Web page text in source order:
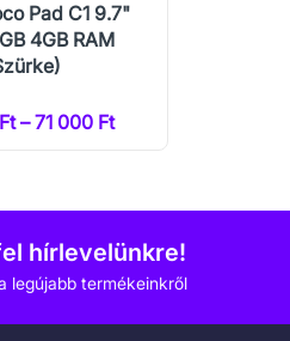
Pad C1 9.7"
4GB RAM
– 71 000 Ft
hírlevelünkre!
legújabb termékeinkről